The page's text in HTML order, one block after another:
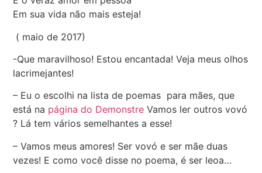
Em sua vida não mais esteja!
( maio de 2017)
-Que maravilhoso! Estou encantada! Veja meus olhos
lacrimejantes!
– Eu o escolhi na lista de poemas para mães, que
está na página do DemonstreVamos ler outros vovó
? Lá tem vários semelhantes a esse!
– Vamos meus amores! Ser vovó e ser mãe duas
vezes! E como você disse no poema, é ser leoa…